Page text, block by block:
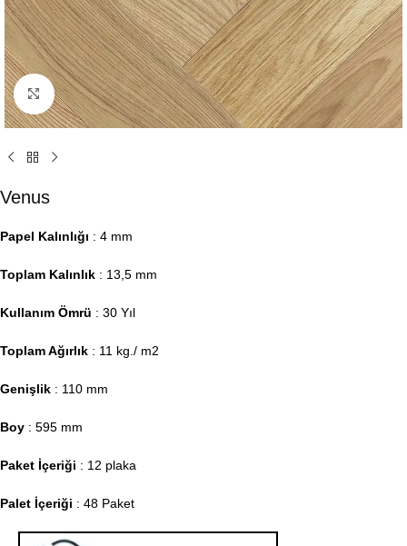
Click to enlarge
Venus
Papel Kalınlığı : 4 mm
Toplam Kalınlık : 13,5 mm
Kullanım Ömrü : 30 Yıl
Toplam Ağırlık : 11 kg./ m2
Genişlik : 110 mm
Boy : 595 mm
Paket İçeriği : 12 plaka
Palet İçeriği : 48 Paket